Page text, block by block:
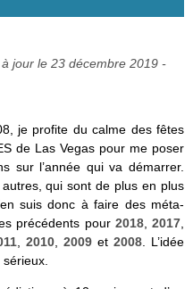
jour le 23 décembre 2019 -
je profite du calme des fêtes
de Las Vegas pour me poser
sur l’année qui va démarrer.
qui sont de plus en plus
suis donc à faire des méta-
précédents pour 2018, 2017
2010 2009 et 2008 . L’idée